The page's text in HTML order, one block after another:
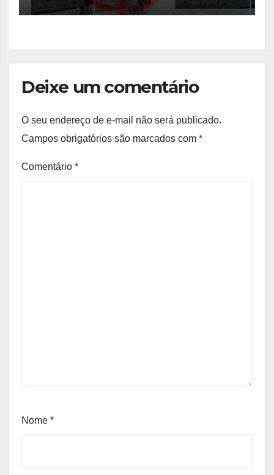
Deixe um comentário
O seu endereço de e-mail não será publicado.
Campos obrigatórios são marcados com *
Comentário *
Nome *